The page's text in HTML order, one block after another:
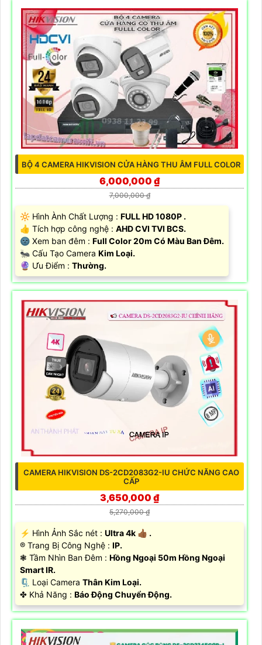
BỘ 4 CAMERA HIKVISION CỬA HÀNG THU ÂM FULL COLOR
6,000,000 ₫
7,000,000 ₫
🔆 Hình Ành Chất Lượng : FULL HD 1080P .
👍 Tích hợp công nghệ : AHD CVI TVI BCS.
🌚 Xem ban đêm : Full Color 20m Có Màu Ban Đêm.
🐜 Cấu Tạo Camera Kim Loại.
️🔮 Ưu Điểm : Thường.
CAMERA HIKVISION DS-2CD2083G2-IU CHỨC NĂNG CAO
CẤP
3,650,000 ₫
5,270,000 ₫
️⚡ Hình Ảnh Sắc nét : Ultra 4k 👍🏾 .
®️ Trang Bị Công Nghệ : IP.
❃ Tầm Nhìn Ban Đêm : Hồng Ngoại 50m Hồng Ngoại
Smart IR.
🗜️ Loại Camera Thân Kim Loại.
️✤ Khả Năng : Báo Động Chuyển Động.